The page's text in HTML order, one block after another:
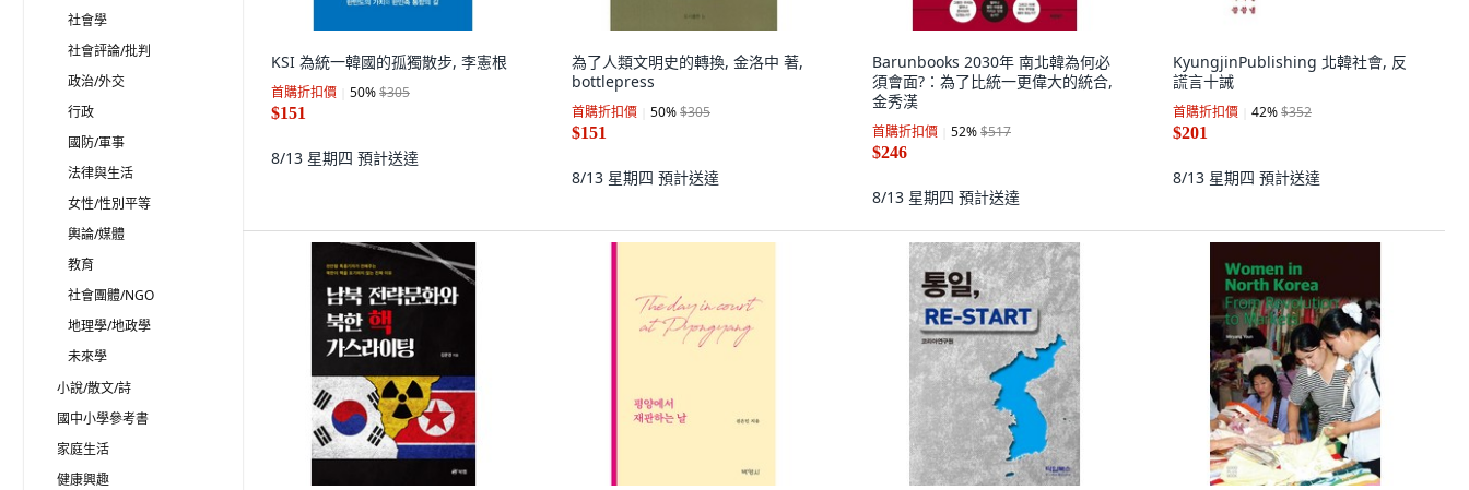
社會學
社會評論/批判
政治/外交
行政
國防/軍事
法律與生活
女性/性別平等
輿論/媒體
教育
社會團體/NGO
地理學/地政學
未來學
小說/散文/詩
國中小學參考書
家庭生活
健康興趣
KSI 為統一韓國的孤獨散步, 李憲根
首購折扣價 50%$305
$151
8/13 星期四 預計送達
為了人類文明史的轉換, 金洛中 著,
bottlepress
首購折扣價 50%$305
$151
8/13 星期四 預計送達
Barunbooks 2030年 南北韓為何必
須會面?：為了比統一更偉大的統合,
金秀漢
首購折扣價 52%$517
$246
8/13 星期四 預計送達
KyungjinPublishing 北韓社會, 反
謊言十誡
首購折扣價 42%$352
$201
8/13 星期四 預計送達